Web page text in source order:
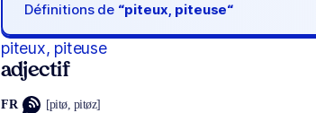
Définitions de “piteux, piteuse“
piteux, piteuse
adjectif
FR [pitø, pitøz]